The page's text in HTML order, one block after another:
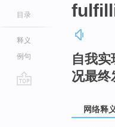
目录
释义
例句
自我
况最终
网络释义